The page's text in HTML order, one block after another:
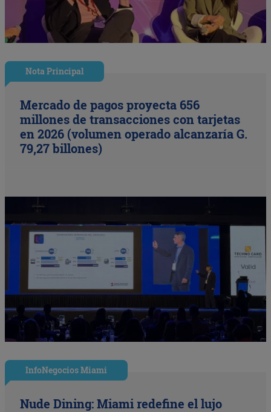
Nota Principal
Mercado de pagos proyecta 656
millones de transacciones con tarjetas
en 2026 (volumen operado alcanzaría G.
79,27 billones)
InfoNegocios Miami
Nude Dining: Miami redefine el lujo